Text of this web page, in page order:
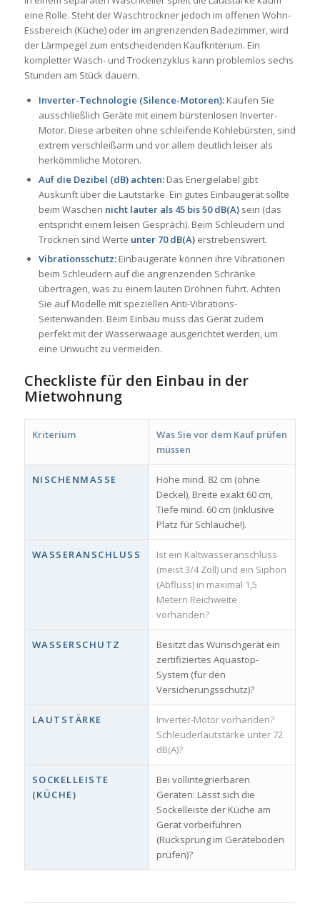
eine Rolle. Steht der Waschtrockner jedoch im offenen Wohn-
Essbereich (Küche) oder im angrenzenden Badezimmer, wird
der Lärmpegel zum entscheidenden Kaufkriterium. Ein
kompletter Wasch- und Trockenzyklus kann problemlos sechs
Stunden am Stück dauern.
Inverter-Technologie (Silence-Motoren):Kaufen Sie
ausschließlich Geräte mit einem bürstenlosen Inverter-
Motor. Diese arbeiten ohne schleifende Kohlebürsten, sind
extrem verschleißarm und vor allem deutlich leiser als
herkömmliche Motoren.
Auf die Dezibel (dB) achten:Das Energielabel gibt
Auskunft über die Lautstärke. Ein gutes Einbaugerät sollte
beim Waschen nicht lauter als 45 bis 50 dB(A)sein (das
entspricht einem leisen Gespräch). Beim Schleudern und
Trocknen sind Werte unter 70 dB(A)erstrebenswert.
Vibrationsschutz:Einbaugeräte können ihre Vibrationen
beim Schleudern auf die angrenzenden Schränke
übertragen, was zu einem lauten Dröhnen führt. Achten
Sie auf Modelle mit speziellen Anti-Vibrations-
Seitenwänden. Beim Einbau muss das Gerät zudem
perfekt mit der Wasserwaage ausgerichtet werden, um
eine Unwucht zu vermeiden.
Checkliste für den Einbau in der
Mietwohnung
Kriterium
Was Sie vor dem Kauf prüfen
müssen
NISCHENMASSE
Höhe mind. 82 cm (ohne
Deckel), Breite exakt 60 cm,
Tiefe mind. 60 cm (inklusive
Platz für Schläuche!).
WASSERANSCHLUSS
Ist ein Kaltwasseranschluss
(meist 3/4 Zoll) und ein Siphon
(Abfluss) in maximal 1,5
Metern Reichweite
vorhanden?
WASSERSCHUTZ
Besitzt das Wunschgerät ein
zertifiziertes Aquastop-
System (für den
Versicherungsschutz)?
LAUTSTÄRKE
Inverter-Motor vorhanden?
Schleuderlautstärke unter 72
dB(A)?
SOCKELLEISTE
(KÜCHE)
Bei vollintegrierbaren
Geräten: Lässt sich die
Sockelleiste der Küche am
Gerät vorbeiführen
(Rücksprung im Geräteboden
prüfen)?